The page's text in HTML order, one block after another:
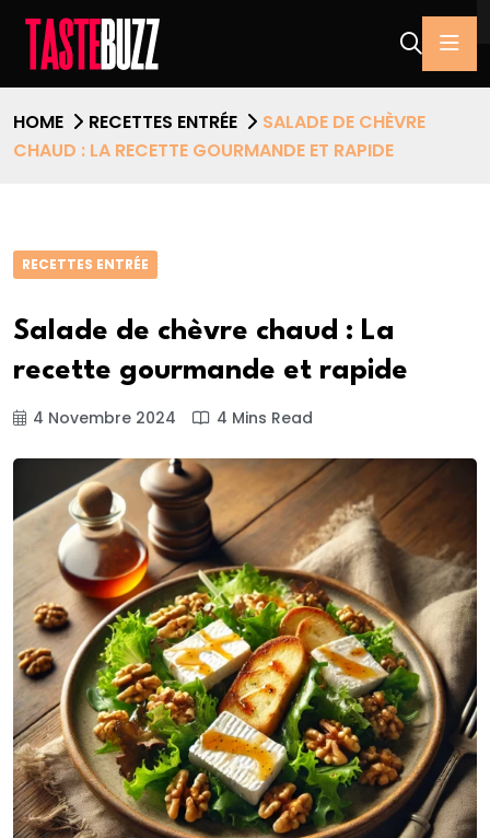
HOME RECETTES ENTRÉE
SALADE DE CHÈVRE
CHAUD : LA RECETTE GOURMANDE ET RAPIDE
RECETTES ENTRÉE
Salade de chèvre chaud : La
recette gourmande et rapide
4 Novembre 2024 4 Mins Read